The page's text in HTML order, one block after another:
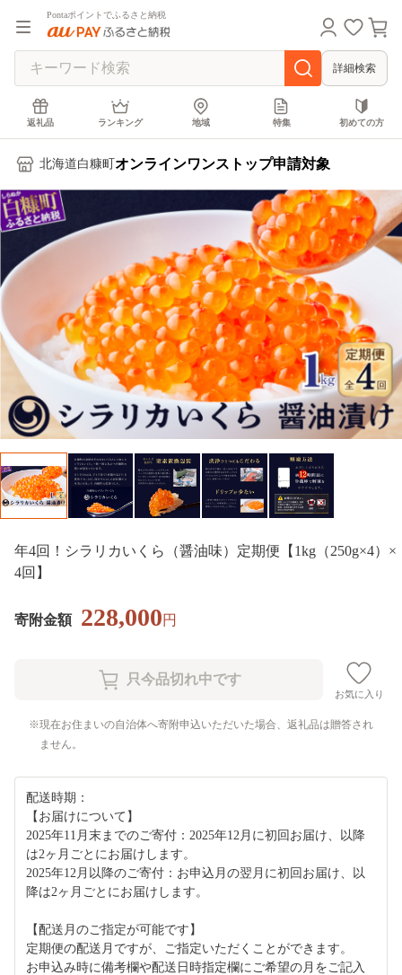
Pontaポイントでふるさと納税
詳細検索
返礼品 ランキング 地域 特集 初めての方
北海道白糠町 オンラインワンストップ申請対象
年4回！シラリカいくら（醤油味）定期便【1kg（250g×4）×
4回】
寄附金額 228,000円
お気に入り
現在お住まいの自治体へ寄附申込いただいた場合、返礼品は贈答され
ません。
配送時期：
【お届けについて】
2025年11月末までのご寄付：2025年12月に初回お届け、以降
は2ヶ月ごとにお届けします。
2025年12月以降のご寄付：お申込月の翌月に初回お届け、以
降は2ヶ月ごとにお届けします。
【配送月のご指定が可能です】
定期便の配送月ですが、ご指定いただくことができます。
お申込み時に備考欄や配送日時指定欄にご希望の月をご記入